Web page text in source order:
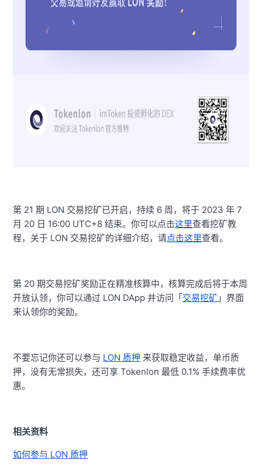
第 21 期 LON 交易挖矿已开启，持续 6 周，将于 2023 年 7
月 20 日 16:00 UTC+8 结束。你可以点击这里查看挖矿教
程，关于 LON 交易挖矿的详细介绍，请点击这里查看。
第 20 期交易挖矿奖励正在精准核算中，核算完成后将于本周
开放认领，你可以通过 LON DApp 并访问「交易挖矿 」界面
来认领你的奖励。
不要忘记你还可以参与 LON 质押 来获取稳定收益，单币质
押，没有无常损失，还可享 Tokenlon 最低 0.1% 手续费率优
惠。
相关资料
如何参与 LON 质押